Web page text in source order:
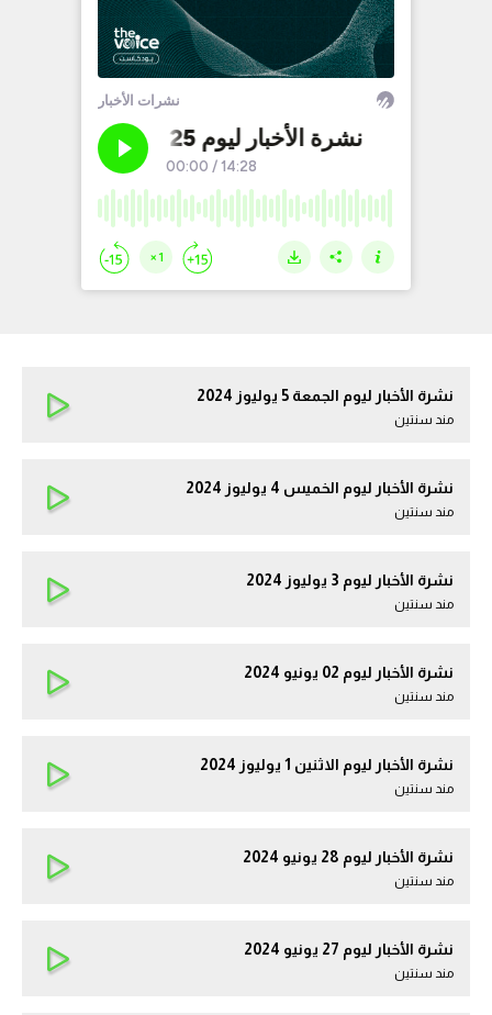
نشرة الأخبار ليوم الجمعة 5 يوليوز 2024
مند سنتين
نشرة الأخبار ليوم الخميس 4 يوليوز 2024
مند سنتين
نشرة الأخبار ليوم 3 يوليوز 2024
مند سنتين
نشرة الأخبار ليوم 02 يونيو 2024
مند سنتين
نشرة الأخبار ليوم الاثنين 1 يوليوز 2024
مند سنتين
نشرة الأخبار ليوم 28 يونيو 2024
مند سنتين
نشرة الأخبار ليوم 27 يونيو 2024
مند سنتين